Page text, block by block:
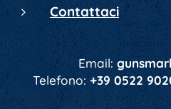
Contattaci
Email:
Telefono: +39 0522